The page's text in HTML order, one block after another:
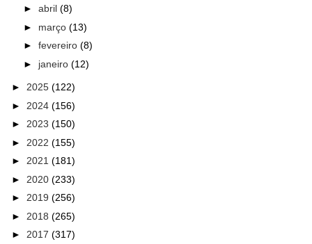
► abril (8)
► março (13)
► fevereiro (8)
► janeiro (12)
► 2025 (122)
► 2024 (156)
► 2023 (150)
► 2022 (155)
► 2021 (181)
► 2020 (233)
► 2019 (256)
► 2018 (265)
► 2017 (317)